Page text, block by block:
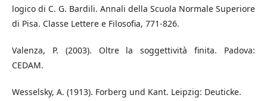
logico di C. G. Bardili. Annali della Scuola Normale Superiore
di Pisa. Classe Lettere e Filosofia, 771-826.
Valenza, P. (2003). Oltre la soggettività finita. Padova:
CEDAM.
Wesselsky, A. (1913). Forberg und Kant. Leipzig: Deuticke.